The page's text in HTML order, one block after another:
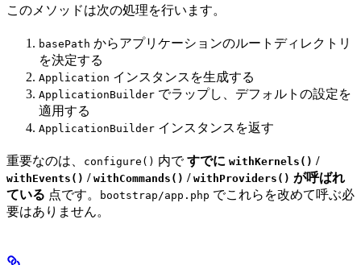
このメソッドは次の処理を行います。
basePath からアプリケーションのルートディレクトリ
を決定する
Application インスタンスを生成する
ApplicationBuilder でラップし、デフォルトの設定を
適用する
ApplicationBuilder インスタンスを返す
重要なのは、 configure() 内ですでに withKernels() /
withEvents() / withCommands() / withProviders() が呼ばれ
ている 点です。 bootstrap/app.php でこれらを改めて呼ぶ必
要はありません。